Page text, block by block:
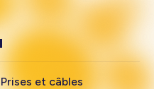
Prises et câbles